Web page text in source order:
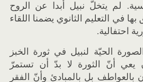
لم يتخلّ نبيل أبدا عن الروح
بها في التعليم الثانوي يضمنا اللقاء
احتفالية.
الحيّة لنبيل في ثورة الخبز
وكان يعي أنّ الثورة لا بدّ أن تستمرّ
بالعواطف بل بالمبادئ وأنّ الفقر